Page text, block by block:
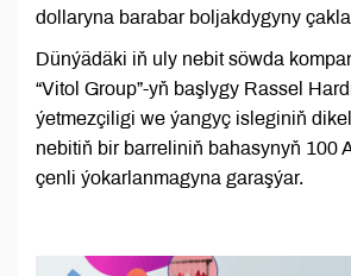
dollaryna barabar boljakdygyny
Dünýädäki iň uly nebit söwda
“Vitol Group”-yň başlygy Rassel
ýetmezçiligi we ýangyç isleginiň
nebitiň bir barreliniň bahasynyň 100
çenli ýokarlanmagyna garaşýar.